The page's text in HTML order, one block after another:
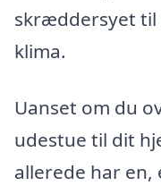
skræddersyet til
klima.
Uanset om du
udestue til dit
allerede har en,